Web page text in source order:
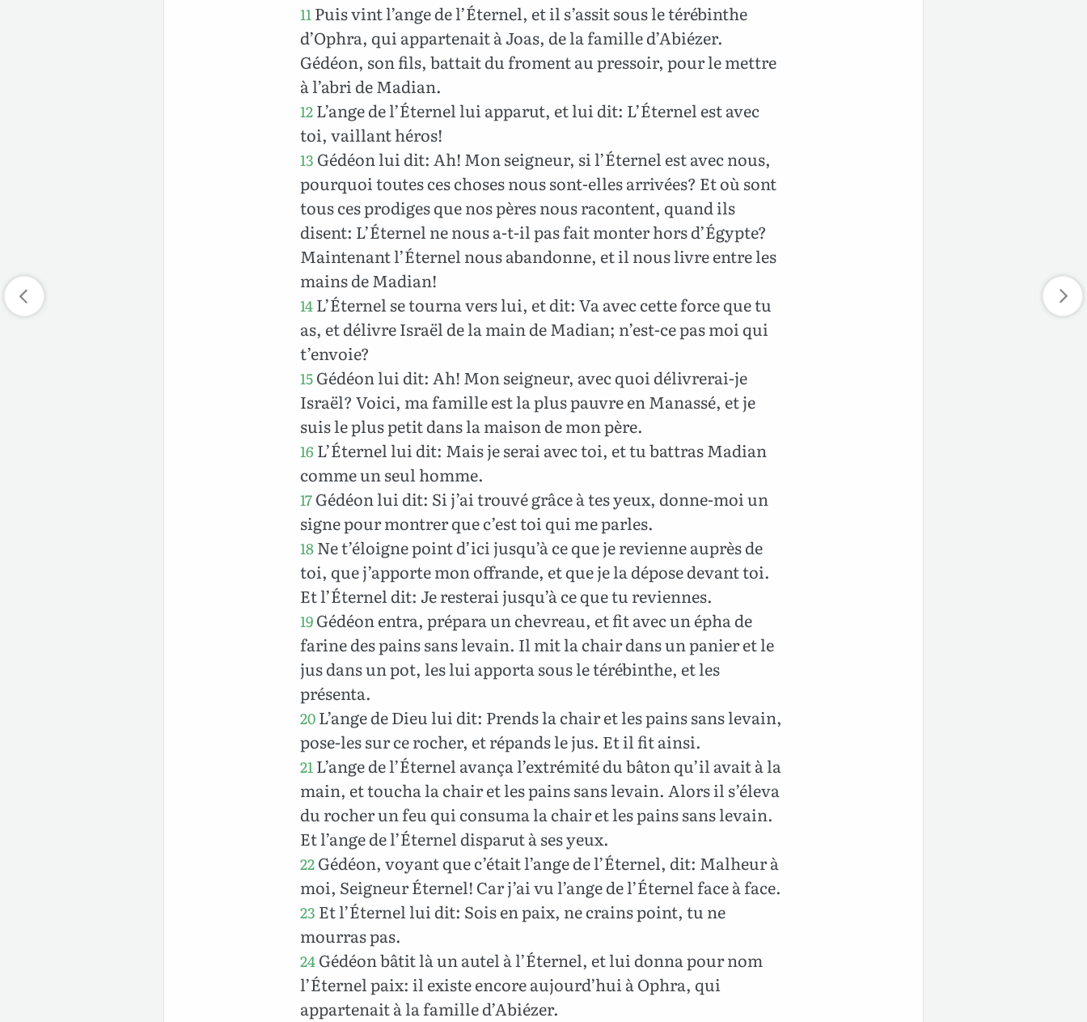
11Puis vint l’ange de l’Éternel, et il s’assit sous le térébinthe
d’Ophra, qui appartenait à Joas, de la famille d’Abiézer.
Gédéon, son fils, battait du froment au pressoir, pour le mettre
à l’abri de Madian.
12L’ange de l’Éternel lui apparut, et lui dit: L’Éternel est avec
toi, vaillant héros!
13 Gédéon lui dit: Ah! Mon seigneur, si l’Éternel est avec nous,
pourquoi toutes ces choses nous sont-elles arrivées? Et où sont
tous ces prodiges que nos pères nous racontent, quand ils
disent: L’Éternel ne nous a-t-il pas fait monter hors d’Égypte?
Maintenant l’Éternel nous abandonne, et il nous livre entre les
mains de Madian!
14L’Éternel se tourna vers lui, et dit: Va avec cette force que tu
as, et délivre Israël de la main de Madian; n’est-ce pas moi qui
t’envoie?
15Gédéon lui dit: Ah! Mon seigneur, avec quoi délivrerai-je
Israël? Voici, ma famille est la plus pauvre en Manassé, et je
suis le plus petit dans la maison de mon père.
16 L’Éternel lui dit: Mais je serai avec toi, et tu battras Madian
comme un seul homme.
17Gédéon lui dit: Si j’ai trouvé grâce à tes yeux, donne-moi un
signe pour montrer que c’est toi qui me parles.
18Ne t’éloigne point d’ici jusqu’à ce que je revienne auprès de
toi, que j’apporte mon offrande, et que je la dépose devant toi.
Et l’Éternel dit: Je resterai jusqu’à ce que tu reviennes.
19Gédéon entra, prépara un chevreau, et fit avec un épha de
farine des pains sans levain. Il mit la chair dans un panier et le
jus dans un pot, les lui apporta sous le térébinthe, et les
présenta.
20L’ange de Dieu lui dit: Prends la chair et les pains sans levain,
pose-les sur ce rocher, et répands le jus. Et il fit ainsi.
21L’ange de l’Éternel avança l’extrémité du bâton qu’il avait à la
main, et toucha la chair et les pains sans levain. Alors il s’éleva
du rocher un feu qui consuma la chair et les pains sans levain.
Et l’ange de l’Éternel disparut à ses yeux.
22Gédéon, voyant que c’était l’ange de l’Éternel, dit: Malheur à
moi, Seigneur Éternel! Car j’ai vu l’ange de l’Éternel face à face.
23 Et l’Éternel lui dit: Sois en paix, ne crains point, tu ne
mourras pas.
24Gédéon bâtit là un autel à l’Éternel, et lui donna pour nom
l’Éternel paix: il existe encore aujourd’hui à Ophra, qui
appartenait à la famille d’Abiézer.